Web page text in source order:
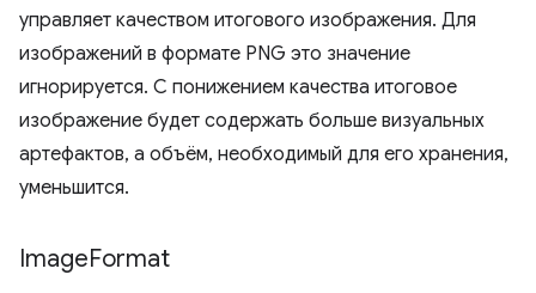
управляет качеством итогового изображения. Для
изображений в формате PNG это значение
игнорируется. С понижением качества итоговое
изображение будет содержать больше визуальных
артефактов, а объём, необходимый для его хранения,
уменьшится.
ImageFormat